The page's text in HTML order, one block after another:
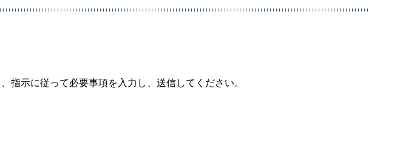
指示に従って必要事項を入力し、送信してください。